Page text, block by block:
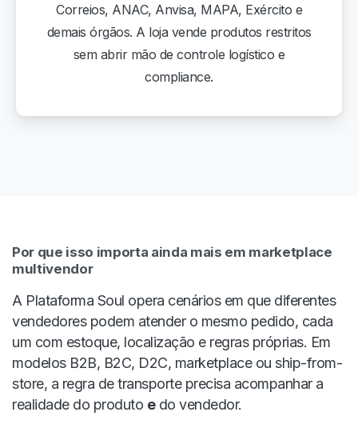
Correios, ANAC, Anvisa, MAPA, Exército e
demais órgãos. A loja vende produtos restritos
sem abrir mão de controle logístico e
compliance.
Por que isso importa ainda mais em marketplace
multivendor
A Plataforma Soul opera cenários em que diferentes
vendedores podem atender o mesmo pedido, cada
um com estoque, localização e regras próprias. Em
modelos B2B, B2C, D2C, marketplace ou ship-from-
store, a regra de transporte precisa acompanhar a
realidade do produto edo vendedor.